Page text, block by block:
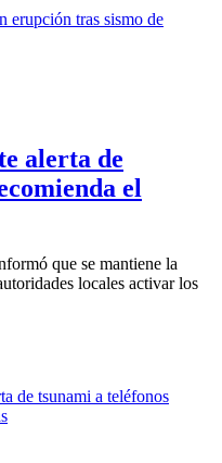
alerta de
el
que se mantiene la
locales activar los